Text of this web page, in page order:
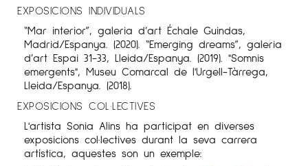
EXPOSICIONS INDIVIDUALS
“Mar interior”, galeria d’art Échale Guindas,
Madrid/Espanya. (2020). “Emerging dreams”, galeria
d’art Espai 31-33, Lleida/Espanya. (2019). "Somnis
emergents", Museu Comarcal de l'Urgell-Tàrrega,
Lleida/Espanya. (2018).
EXPOSICIONS COL·LECTIVES
L'artista Sonia Alins ha participat en diverses
exposicions col·lectives durant la seva carrera
artística, aquestes son un exemple: